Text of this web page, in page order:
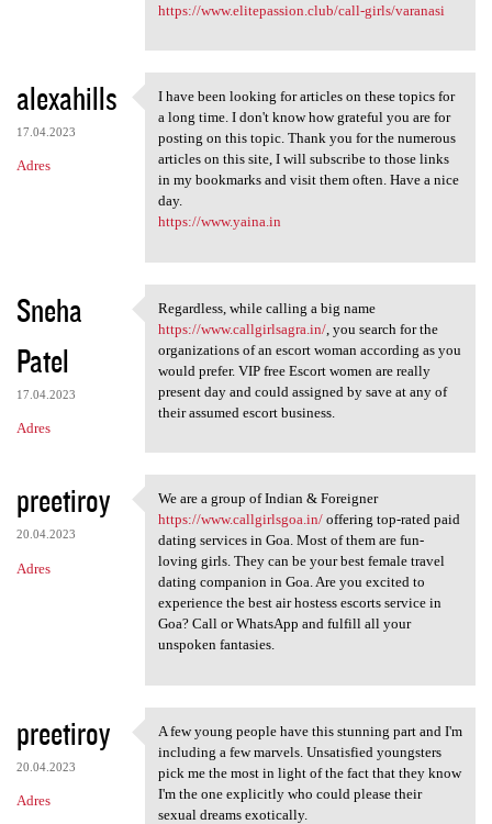
https://www.elitepassion.club/call-girls/varanasi
alexahills
17.04.2023
Adres
I have been looking for
I have been looking for articles on these topics for
a long time. I don't know how grateful you are for
posting on this topic. Thank you for the numerous
articles on this site, I will subscribe to those links
in my bookmarks and visit them often. Have a nice
day.
https://www.yaina.in
Sneha
Patel
17.04.2023
Adres
Regardless, while calling a
Regardless, while calling a big name
https://www.callgirlsagra.in/, you search for the
organizations of an escort woman according as you
would prefer. VIP free Escort women are really
present day and could assigned by save at any of
their assumed escort business.
preetiroy
20.04.2023
Adres
We are a group of Indian &
We are a group of Indian & Foreigner
https://www.callgirlsgoa.in/offering top-rated paid
dating services in Goa. Most of them are fun-
loving girls. They can be your best female travel
dating companion in Goa. Are you excited to
experience the best air hostess escorts service in
Goa? Call or WhatsApp and fulfill all your
unspoken fantasies.
preetiroy
20.04.2023
Adres
A few young people have this
A few young people have this stunning part and I'm
including a few marvels. Unsatisfied youngsters
pick me the most in light of the fact that they know
I'm the one explicitly who could please their
sexual dreams exotically.